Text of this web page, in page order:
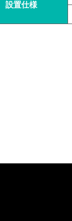
設置仕様